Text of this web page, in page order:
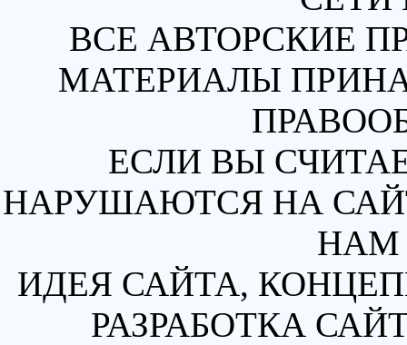
ВСЕ АВТОРСКИЕ
МАТЕРИАЛЫ
ЕСЛИ ВЫ
НАРУШАЮТСЯ НА
НАМ
ИДЕЯ САЙТА,
РАЗРАБОТКА